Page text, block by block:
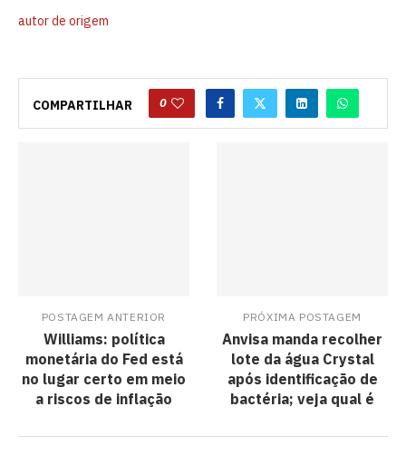
autor de origem
COMPARTILHAR 0
POSTAGEM ANTERIOR
Williams: política
monetária do Fed está
no lugar certo em meio
a riscos de inflação
PRÓXIMA POSTAGEM
Anvisa manda recolher
lote da água Crystal
após identificação de
bactéria; veja qual é